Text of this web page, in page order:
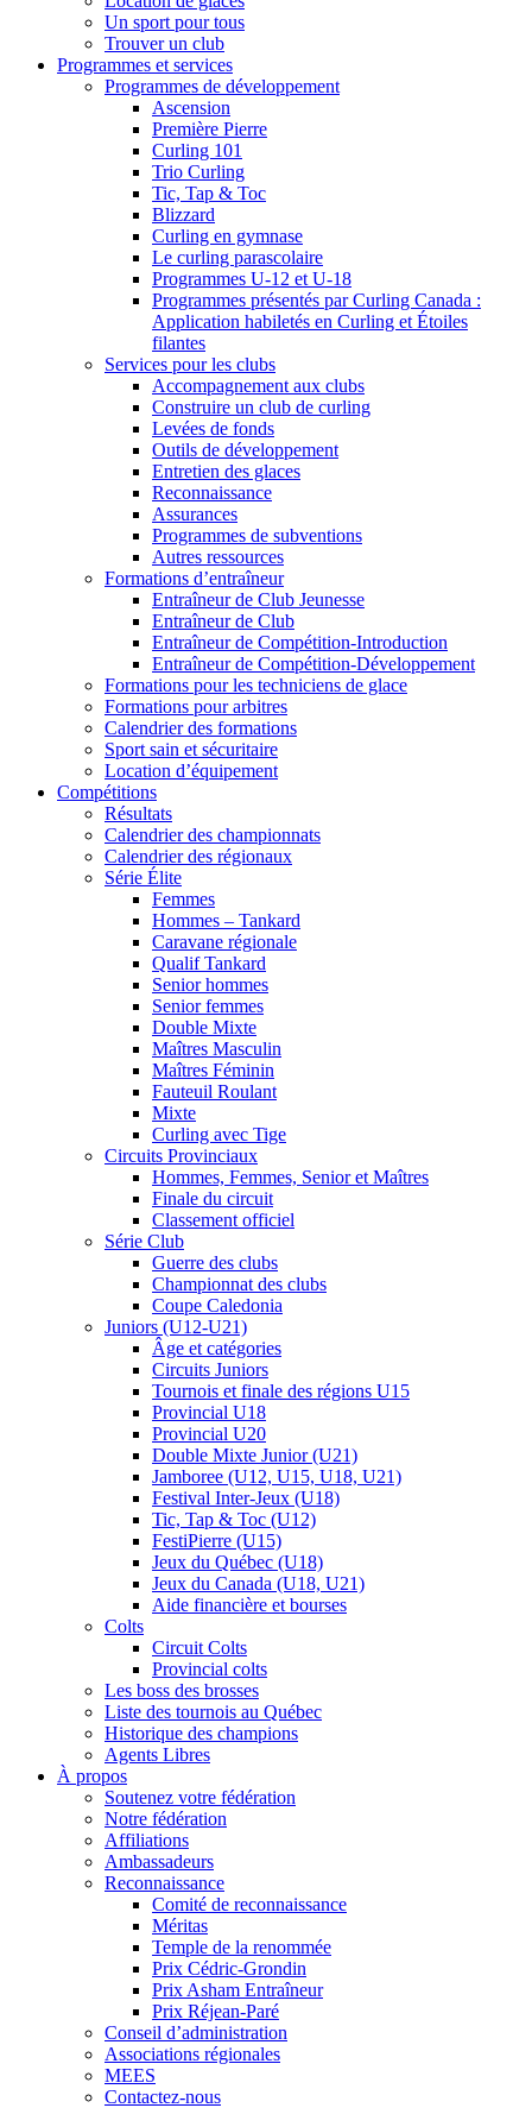
Un sport pour tous
Trouver un club
Programmes et services
Programmes de développement
Ascension
Première Pierre
Curling 101
Trio Curling
Tic, Tap & Toc
Blizzard
Curling en gymnase
Le curling parascolaire
Programmes U-12 et U-18
Programmes présentés par Curling Canada :
Application habiletés en Curling et Étoiles
filantes
Services pour les clubs
Accompagnement aux clubs
Construire un club de curling
Levées de fonds
Outils de développement
Entretien des glaces
Reconnaissance
Assurances
Programmes de subventions
Autres ressources
Formations d’entraîneur
Entraîneur de Club Jeunesse
Entraîneur de Club
Entraîneur de Compétition-Introduction
Entraîneur de Compétition-Développement
Formations pour les techniciens de glace
Formations pour arbitres
Calendrier des formations
Sport sain et sécuritaire
Location d’équipement
Compétitions
Résultats
Calendrier des championnats
Calendrier des régionaux
Série Élite
Femmes
Hommes – Tankard
Caravane régionale
Qualif Tankard
Senior hommes
Senior femmes
Double Mixte
Maîtres Masculin
Maîtres Féminin
Fauteuil Roulant
Mixte
Curling avec Tige
Circuits Provinciaux
Hommes, Femmes, Senior et Maîtres
Finale du circuit
Classement officiel
Série Club
Guerre des clubs
Championnat des clubs
Coupe Caledonia
Juniors (U12-U21)
Âge et catégories
Circuits Juniors
Tournois et finale des régions U15
Provincial U18
Provincial U20
Double Mixte Junior (U21)
Jamboree (U12, U15, U18, U21)
Festival Inter-Jeux (U18)
Tic, Tap & Toc (U12)
FestiPierre (U15)
Jeux du Québec (U18)
Jeux du Canada (U18, U21)
Aide financière et bourses
Colts
Circuit Colts
Provincial colts
Les boss des brosses
Liste des tournois au Québec
Historique des champions
Agents Libres
À propos
Soutenez votre fédération
Notre fédération
Affiliations
Ambassadeurs
Reconnaissance
Comité de reconnaissance
Méritas
Temple de la renommée
Prix Cédric-Grondin
Prix Asham Entraîneur
Prix Réjean-Paré
Conseil d’administration
Associations régionales
MEES
Contactez-nous